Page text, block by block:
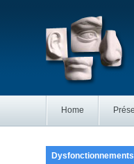
Home
Dysfonctionnements